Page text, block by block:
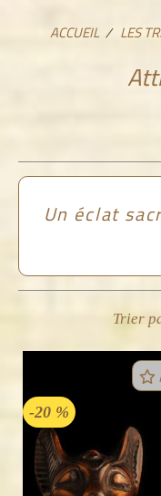
ACCUEIL LES
Un éclat
Trier
-20 %